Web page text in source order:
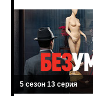
5 сезон 13 серия